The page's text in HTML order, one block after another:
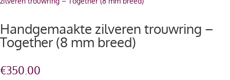
Handgemaakte zilveren trouwring –
Together (8 mm breed)
€350.00